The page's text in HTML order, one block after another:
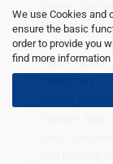
We use Cookies and
ensure the basic
order to provide you
find more information
Völcker,
Völcker, Robert
Völkel, Conrad
Völkel, Hanne